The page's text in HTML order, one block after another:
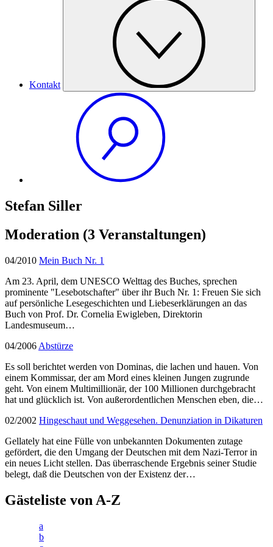
Kontakt
Stefan Siller
Moderation (3 Veranstaltungen)
04/2010 Mein Buch Nr. 1
Am 23. April, dem UNESCO Welttag des Buches, sprechen
prominente "Lesebotschafter" über ihr Buch Nr. 1: Freuen Sie sich
auf persönliche Lesegeschichten und Liebeserklärungen an das
Buch von Prof. Dr. Cornelia Ewigleben, Direktorin
Landesmuseum…
04/2006 Abstürze
Es soll berichtet werden von Dominas, die lachen und hauen. Von
einem Kommissar, der am Mord eines kleinen Jungen zugrunde
geht. Von einem Multimillionär, der 100 Millionen durchgebracht
hat und glücklich ist. Von außerordentlichen Menschen eben, die…
02/2002 Hingeschaut und Weggesehen. Denunziation in Dikaturen
Gellately hat eine Fülle von unbekannten Dokumenten zutage
gefördert, die den Umgang der Deutschen mit dem Nazi-Terror in
ein neues Licht stellen. Das überraschende Ergebnis seiner Studie
belegt, daß die Deutschen von der Existenz der…
Gästeliste von A-Z
a
b